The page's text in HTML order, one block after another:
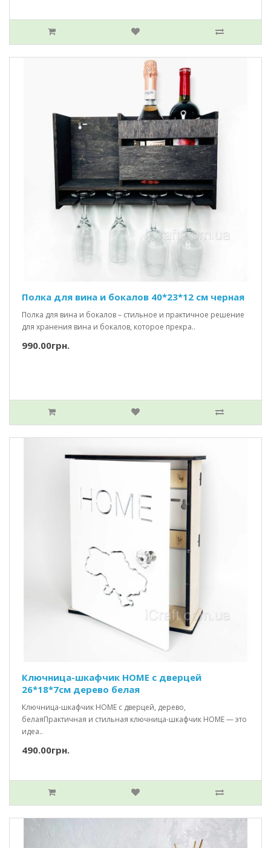
Полка для вина и бокалов 40*23*12 см черная
Полка для вина и бокалов – стильное и практичное решение
для хранения вина и бокалов, которое прекра..
990.00грн.
Ключница-шкафчик HOME c дверцей
26*18*7см дерево белая
Ключница-шкафчик HOME с дверцей, дерево,
белаяПрактичная и стильная ключница-шкафчик HOME — это
идеа..
490.00грн.